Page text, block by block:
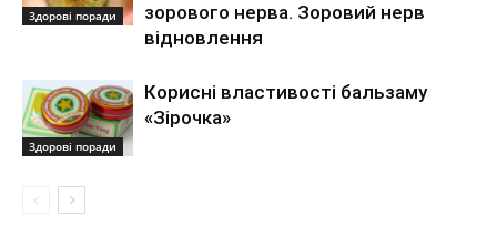
Здорові поради
зорового нерва. Зоровий нерв
відновлення
Здорові поради
Корисні властивості бальзаму
«Зірочка»